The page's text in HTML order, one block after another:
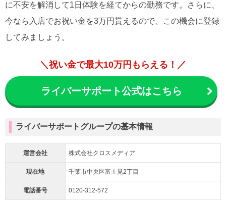
に不安を解消して1日体験を経てからの勤務です。さらに、
今なら入店でお祝い金を3万円貰えるので、この機会に登録
してみましょう。
＼祝い金で最大10万円もらえる！／
ライバーサポート公式はこちら
ライバーサポートグループの基本情報
運営会社 株式会社クロスメディア
現在地 千葉市中央区富士見2丁目
電話番号 0120-312-572